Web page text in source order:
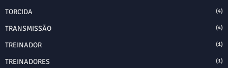
TORCIDA (4)
TRANSMISSÃO (4)
TREINADOR (1)
TREINADORES (1)